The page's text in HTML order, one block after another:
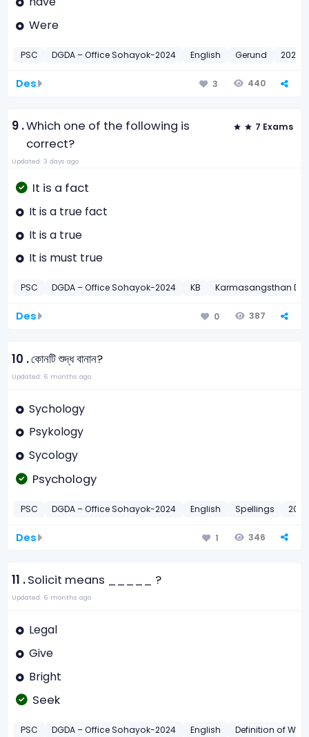
Were
PSC DGDA – Office Sohayok-2024 English Gerund 2024
Des 3 440
9 .Which one of the following is
correct?
7 Exams
Updated: 3 days ago
It is a fact
It is a true fact
It is a true
It is must true
PSC DGDA – Office Sohayok-2024 KB Karmasangsthan
Des 0 387
10 .কোনটি শুদ্ধ বানান?
Updated: 6 months ago
Sychology
Psykology
Sycology
Psychology
PSC DGDA – Office Sohayok-2024 English Spellings 2024
Des 1 346
11 .Solicit means _____ ?
Updated: 6 months ago
Legal
Give
Bright
Seek
PSC DGDA – Office Sohayok-2024 English Definition of